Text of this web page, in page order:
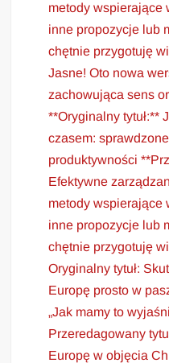
metody wspierające
inne propozycje lub
chętnie przygotuję
Jasne! Oto nowa
zachowująca sens
**Oryginalny tytuł:**
czasem:
produktywności
Efektywne
metody wspierające
inne propozycje lub
chętnie przygotuję
Oryginalny tytuł:
Europę prosto w
„Jak mamy to
Przeredagowany
Europę w objęcia